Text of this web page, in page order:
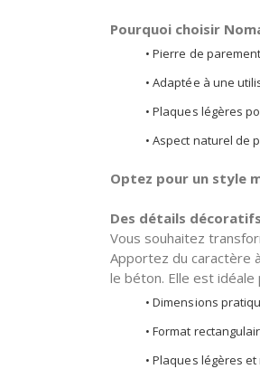
Pourquoi choisir
• Pierre de
• Adaptée à une
• Plaques légères
• Aspect naturel de
Optez pour un style
Des détails
Vous souhaitez
Apportez du caractère
le béton. Elle est
• Dimensions
• Format
• Plaques légères